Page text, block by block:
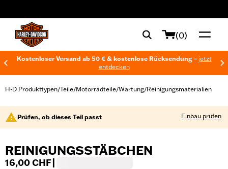
(0)
Kostenloser Versand ab 50 € & kostenlose Rücksendung – jetzt
entdecken
H-D Produkttypen/Teile/Motorradteile/Wartung/Reinigungsmaterialien
Prüfen, ob dieses Teil passt Einbau prüfen
REINIGUNGSSTÄBCHEN
16,00 CHF